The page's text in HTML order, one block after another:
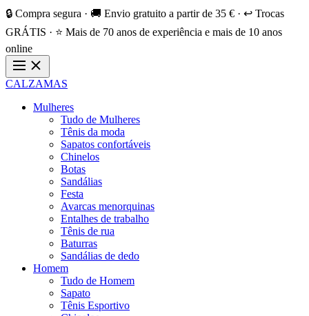
🔒 Compra segura · 🚚 Envio gratuito a partir de 35 € · ↩️ Trocas
GRÁTIS · ⭐ Mais de 70 anos de experiência e mais de 10 anos
online
CALZAMAS
Mulheres
Tudo de Mulheres
Tênis da moda
Sapatos confortáveis
Chinelos
Botas
Sandálias
Festa
Avarcas menorquinas
Entalhes de trabalho
Tênis de rua
Baturras
Sandálias de dedo
Homem
Tudo de Homem
Sapato
Tênis Esportivo